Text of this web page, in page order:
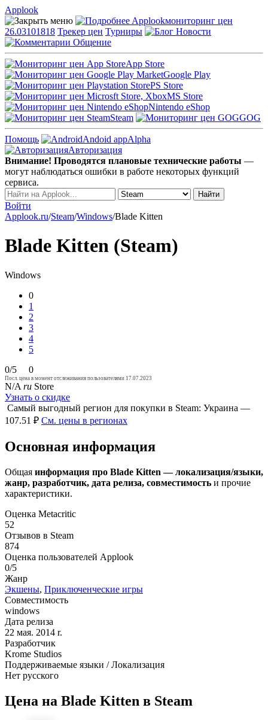
Applook
Applookмониторинг цен
26.03101818 Трекер цен Турниры
Новости
Общение
App Store
Google Play
PS Store
MS Store
Nintendo eShop
Steam
GOG
Помощь Andoid appAlpha
Авторизация
Внимание! Проводятся плановые технические работы —
могут наблюдаться ошибки в работе некоторых функций
сервиса.
Войти
Applook.ru/Steam/Windows/Blade Kitten
Blade Kitten (Steam)
Windows
0
1
2
3
4
5
0/5 0
Посл. цена в момент отслеживания пользователями 17.07.2023
N/A ru Store
Узнать о скидке
Самый выгодный регион для покупки в Steam: Украина —
107.51 ₽ См. цены в регионах
Основная информация
Общая информация про Blade Kitten — локализация/языки,
жанр, разработчик, дата релиза, совместимость и прочие
характеристики.
Оценка Metacritic
52
Отзывов в Steam
874
Оценка пользователей Applook
0/5
Жанр
Экшены, Приключенческие игры
Совместимость
windows
Дата релиза
22 мая. 2014 r.
Разработчик
Krome Studios
Поддерживаемые языки / Локализация
Нет русского
Цена на Blade Kitten в Steam